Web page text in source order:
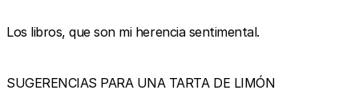
Los libros, que son mi herencia sentimental.
SUGERENCIAS PARA UNA TARTA DE LIMÓN